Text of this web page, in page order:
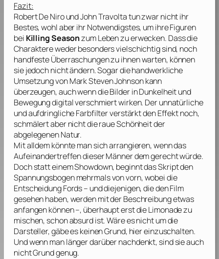
Fazit:
Robert De NiroundJohn Travoltatun zwar nicht ihr
Bestes, wohl aber ihr Notwendigstes, um ihre Figuren
bei Killing Seasonzum Leben zu erwecken. Dass die
Charaktere weder besonders vielschichtig sind, noch
handfeste Überraschungen zu ihnen warten, können
sie jedoch nicht ändern. Sogar die handwerkliche
Umsetzung vonMark Steven Johnsonkann
überzeugen, auch wenn die Bilder in Dunkelheit und
Bewegung digital verschmiert wirken. Der unnatürliche
und aufdringliche Farbfilter verstärkt den Effekt noch,
schmälert aber nicht die raue Schönheit der
abgelegenen Natur.
Mit alldem könnte man sich arrangieren, wenn das
Aufeinandertreffen dieser Männer dem gerecht würde.
Doch statt einem Showdown, beginnt das Skript den
Spannungsbogen mehrmals von vorn, wobei die
Entscheidung Fords – und diejenigen, die den Film
gesehen haben, werden mit der Beschreibung etwas
anfangen können –, überhaupt erst die Limonade zu
mischen, schon absurd ist. Wäre es nicht um die
Darsteller, gäbe es keinen Grund, hier einzuschalten.
Und wenn man länger darüber nachdenkt, sind sie auch
nicht Grund genug.